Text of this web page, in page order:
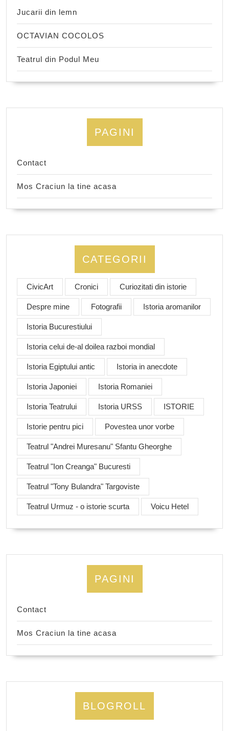
Jucarii din lemn
OCTAVIAN COCOLOS
Teatrul din Podul Meu
PAGINI
Contact
Mos Craciun la tine acasa
CATEGORII
CivicArt Cronici Curiozitati din istorie
Despre mine Fotografii Istoria aromanilor
Istoria Bucurestiului
Istoria celui de-al doilea razboi mondial
Istoria Egiptului antic Istoria in anecdote
Istoria Japoniei Istoria Romaniei
Istoria Teatrului Istoria URSS ISTORIE
Istorie pentru pici Povestea unor vorbe
Teatrul "Andrei Muresanu" Sfantu Gheorghe
Teatrul "Ion Creanga" Bucuresti
Teatrul "Tony Bulandra" Targoviste
Teatrul Urmuz - o istorie scurta Voicu Hetel
PAGINI
Contact
Mos Craciun la tine acasa
BLOGROLL